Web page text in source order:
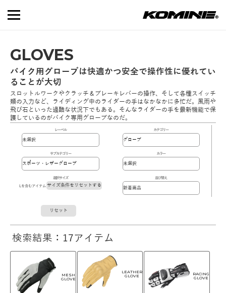
GLOVES
バイク用グローブは快適かつ安全で操作性に優れてい
ることが大切
スロットルワークやクラッチ＆ブレーキレバーの操作、そして各種スイッチ
類の入力など、ライディング中のライダーの手はなかなかに多忙だ。風雨や
飛び石といった過酷な状況下でもある。そんなライダーの手を最新機能で保
護しているのがバイク専用グローブなのだ。
レーベル カテゴリー
サブカテゴリー カラー
選択サイズ
Lを含むアイテム サイズ条件をリセットする
並び替え
リセット
検索結果：17アイテム
MESH
GLOVE
LEATHER
GLOVE
RACING
GLOVE